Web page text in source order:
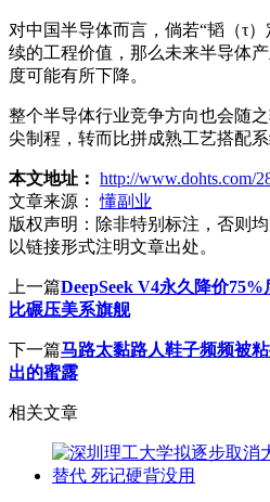
对中国半导体而言，倘若“韬（τ
续的工程价值，那么未来半导体
度可能有所下降。
整个半导体行业竞争方向也会随
尖制程，转而比拼成熟工艺搭配系
本文地址： http://www.dohts.com/
文章来源：
懂副业
版权声明： 除非特别标注，否则
以链接形式注明文章出处。
上一篇DeepSeek V4永久降价
比碾压美系旗舰
下一篇马路太黏路人鞋子频频被
出的蜜露
相关文章